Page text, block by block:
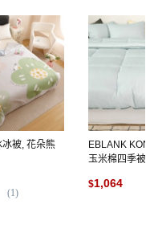
被, 花朵熊
(1)
EBLANK
玉米棉四季被,
$1,064